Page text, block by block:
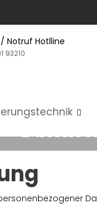
Notruf Hotlline
93210